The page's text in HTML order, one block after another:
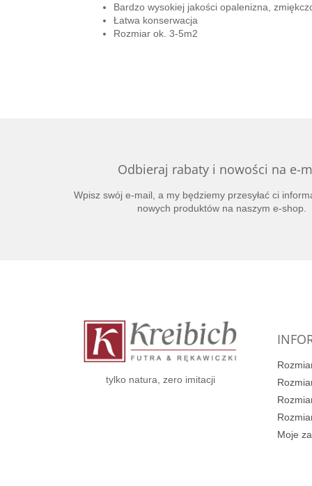
Bardzo wysokiej jakości opalenizna,
Łatwa konserwacja
Rozmiar ok. 3-5m2
Odbieraj rabaty i nowości na e-
Wpisz swój e-mail, a my będziemy przesyłać ci
nowych produktów na naszym e-shop.
tylko natura, zero imitacji
Moje